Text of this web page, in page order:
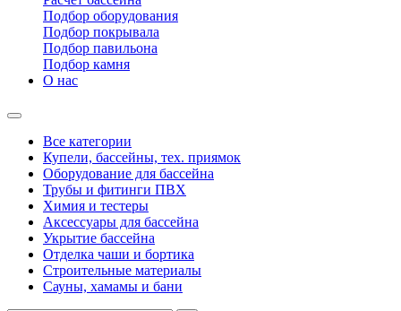
Подбор оборудования
Подбор покрывала
Подбор павильона
Подбор камня
О нас
Все категории
Купели, бассейны, тех. приямок
Оборудование для бассейна
Трубы и фитинги ПВХ
Химия и тестеры
Аксессуары для бассейна
Укрытие бассейна
Отделка чаши и бортика
Строительные материалы
Сауны, хамамы и бани